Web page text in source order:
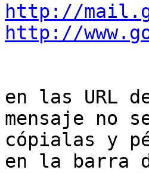
http://
http://
en las URL
mensaje no
cópialas y
en la barra